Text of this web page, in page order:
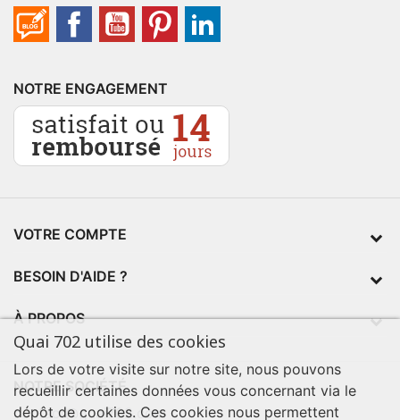
NOTRE ENGAGEMENT
VOTRE COMPTE
BESOIN D'AIDE ?
À PROPOS
NOTRE SOCIÉTÉ
contact@quai702.com
Quai 702 utilise des cookies
Lors de votre visite sur notre site, nous pouvons
recueillir certaines données vous concernant via le
dépôt de cookies. Ces cookies nous permettent